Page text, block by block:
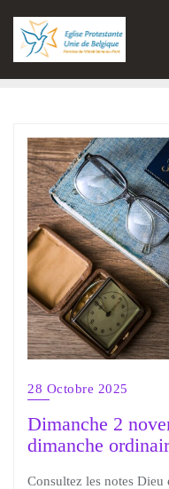
28 Octobre 2025
Dimanche 2
dimanche
Consultez les notes Dieu